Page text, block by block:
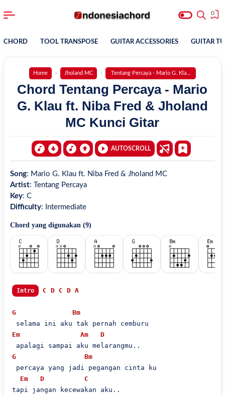
0
CHORD TOOL TRANSPOSE GUITAR ACCESSORIES GUITAR
Home Jholand MC Tentang Percaya - Mario G. Klau ft. Niba Fred
Chord Tentang Percaya - Mario
G. Klau ft. Niba Fred & Jholand
MC Kunci Gitar
AUTOSCROLL
Song: Mario G. Klau ft. Niba Fred & Jholand MC
Artist:
Tentang Percaya
Key: C
Difficulty: Intermediate
Chord yang digunakan (9)
Intro C D C D A
G
Bm
Em
Am
D
G
Bm
percaya yang jadi pegangan cinta ku
Em
D
C
tapi jangan kecewakan aku..